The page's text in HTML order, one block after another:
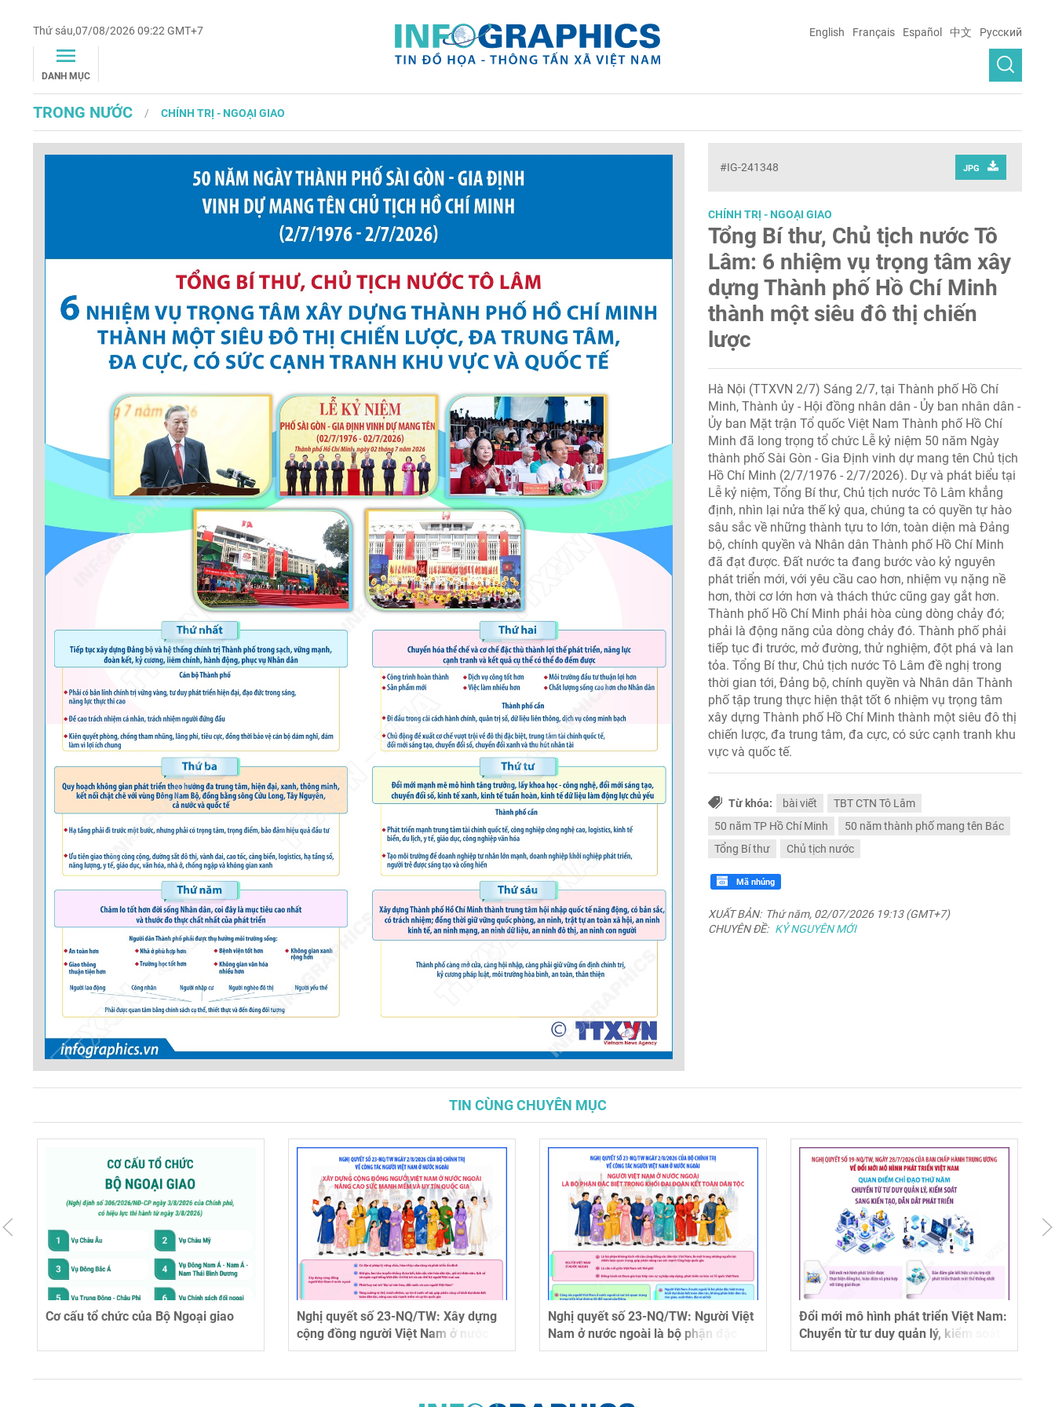
Thứ sáu,07/08/2026 09:22 GMT+7
DANH MỤC
English Français Español 中文 Русский
TRONG NƯỚC CHÍNH TRỊ - NGOẠI GIAO
#IG-241348 JPG
CHÍNH TRỊ - NGOẠI GIAO
Tổng Bí thư, Chủ tịch nước Tô
Lâm: 6 nhiệm vụ trọng tâm xây
dựng Thành phố Hồ Chí Minh
thành một siêu đô thị chiến
lược
Hà Nội (TTXVN 2/7) Sáng 2/7, tại Thành phố Hồ Chí
Minh, Thành ủy - Hội đồng nhân dân - Ủy ban nhân dân -
Ủy ban Mặt trận Tổ quốc Việt Nam Thành phố Hồ Chí
Minh đã long trọng tổ chức Lễ kỷ niệm 50 năm Ngày
thành phố Sài Gòn - Gia Định vinh dự mang tên Chủ tịch
Hồ Chí Minh (2/7/1976 - 2/7/2026). Dự và phát biểu tại
Lễ kỷ niệm, Tổng Bí thư, Chủ tịch nước Tô Lâm khẳng
định, nhìn lại nửa thế kỷ qua, chúng ta có quyền tự hào
sâu sắc về những thành tựu to lớn, toàn diện mà Đảng
bộ, chính quyền và Nhân dân Thành phố Hồ Chí Minh
đã đạt được. Đất nước ta đang bước vào kỷ nguyên
phát triển mới, với yêu cầu cao hơn, nhiệm vụ nặng nề
hơn, thời cơ lớn hơn và thách thức cũng gay gắt hơn.
Thành phố Hồ Chí Minh phải hòa cùng dòng chảy đó;
phải là động năng của dòng chảy đó. Thành phố phải
tiếp tục đi trước, mở đường, thử nghiệm, đột phá và lan
tỏa. Tổng Bí thư, Chủ tịch nước Tô Lâm đề nghị trong
thời gian tới, Đảng bộ, chính quyền và Nhân dân Thành
phố tập trung thực hiện thật tốt 6 nhiệm vụ trọng tâm
xây dựng Thành phố Hồ Chí Minh thành một siêu đô thị
chiến lược, đa trung tâm, đa cực, có sức cạnh tranh khu
vực và quốc tế.
Từ khóa: bài viết
TBT CTN Tô Lâm
50 năm TP Hồ Chí Minh
50 năm thành phố mang tên Bác
Tổng Bí thư
Chủ tịch nước
Mã nhúng
XUẤT BẢN: Thứ năm, 02/07/2026 19:13 (GMT+7)
CHUYÊN ĐỀ: KỶ NGUYÊN MỚI
TIN CÙNG CHUYÊN MỤC
Cơ cấu tổ chức của Bộ Ngoại giao
Nghị quyết số 23-NQ/TW: Xây dựng
cộng đồng người Việt Nam ở nước
ngoài, nâng cao sức mạnh mềm và
Nghị quyết số 23-NQ/TW: Người Việt
Nam ở nước ngoài là bộ phận đặc
biệt trong khối đại đoàn kết toàn dân
Đổi mới mô hình phát triển Việt Nam:
Chuyển từ tư duy quản lý, kiểm soát
sang kiến tạo, dẫn dắt phát triển